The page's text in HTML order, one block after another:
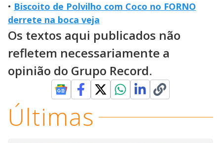
• Biscoito de Polvilho com Coco no FORNO
derrete na boca veja
Os textos aqui publicados não
refletem necessariamente a
opinião do Grupo Record.
Últimas